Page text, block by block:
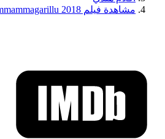
مشاهدة فيلم Ammammagarillu 2018 مترجم